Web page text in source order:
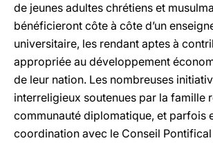
de jeunes adultes chrétiens et
bénéficieront côte à côte d’un
universitaire, les rendant aptes à
appropriée au développement
de leur nation. Les nombreuses
interreligieux soutenues par la famille
communauté diplomatique, et parfois
coordination avec le Conseil